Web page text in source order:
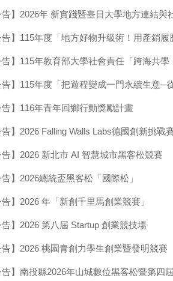
告】2026年 新實踐暨臺日大學地方連結
告】115年度「地方好物升級術！用產銷履
告】115年教育部大學社會責任「跨海共
告】115年度「把遊程變成一門永續生意─
告】116年青年回鄉行動獎勵計畫
告】2026 Falling Walls Labs德國創新挑戰
告】2026 新北市 AI 智慧城市黑客松競賽
告】2026總統盃黑客松「國際松」
告】2026 年「新創千里馬創業競賽」
告】2026 第八屆 Startup 創業競技場
告】2026 桃園青創力學生創業暨發明競賽
告】南投縣2026年山城數位黑客松暨第四